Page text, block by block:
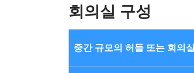
회의실 구성
중간 규모의 허들 또는 회의실